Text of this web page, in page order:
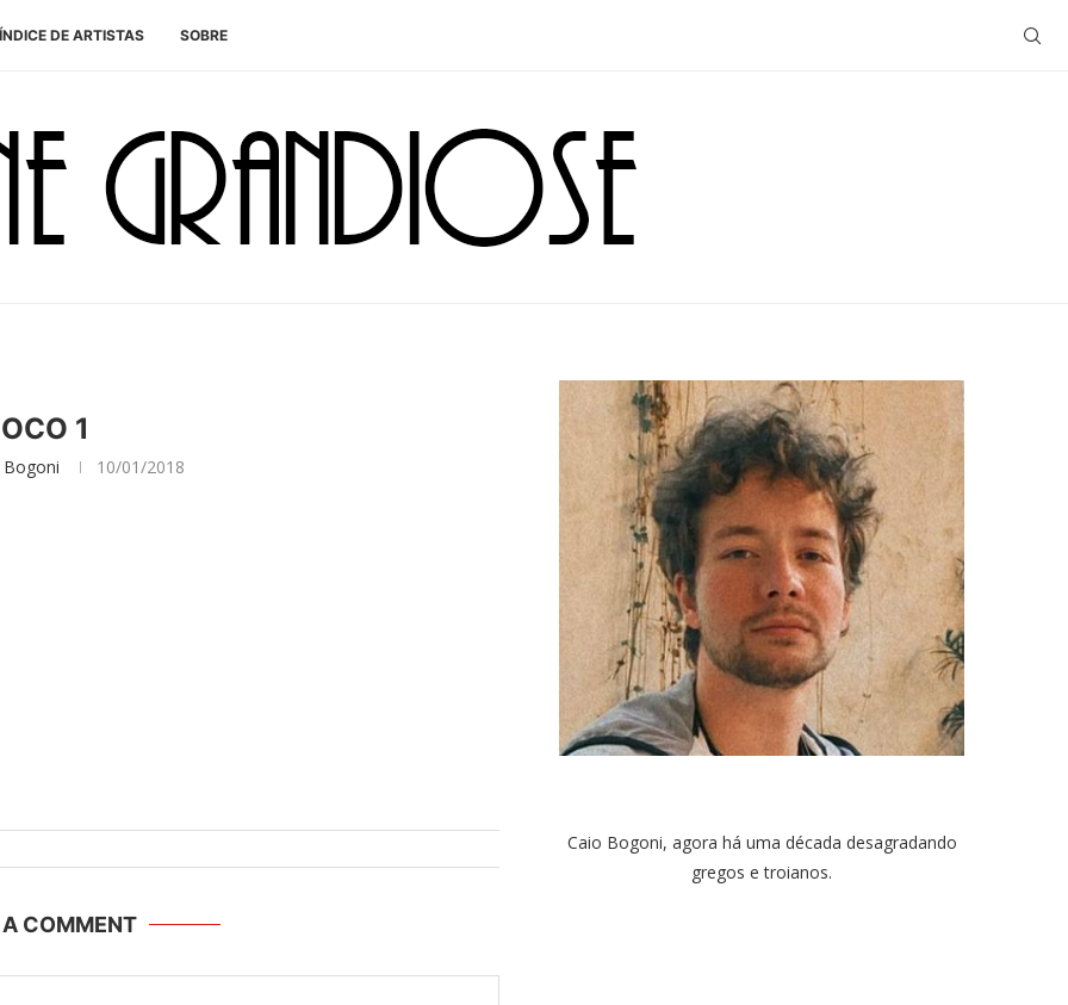
ÍNDICE DE ARTISTAS SOBRE
1
Bogoni 10/01/2018
A COMMENT
Caio Bogoni, agora há uma década desagradando
gregos e troianos.